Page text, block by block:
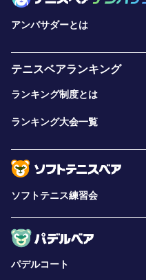
アンバサダーとは
テニスベアランキング
ランキング制度とは
ランキング大会一覧
ソフトテニス練習会
パデルコート